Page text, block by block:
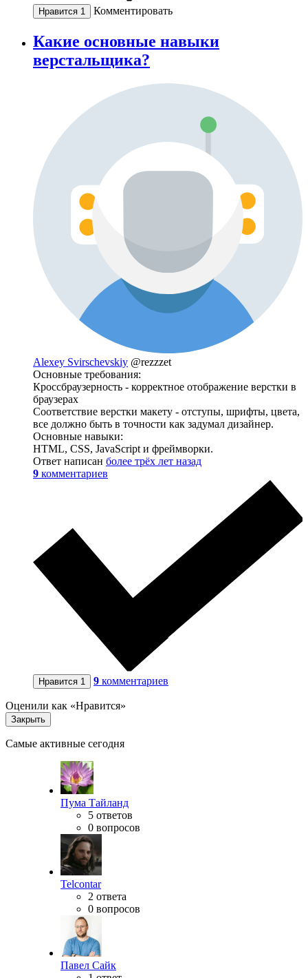
Нравится 1 Комментировать
Какие основные навыки
верстальщика?
Alexey Svirschevskiy @rezzzet
Основные требования:
Кроссбраузерность - корректное отображение верстки в
браузерах
Соответствие верстки макету - отступы, шрифты, цвета,
все должно быть в точности как задумал дизайнер.
Основные навыки:
HTML, CSS, JavaScript и фреймворки.
Ответ написан более трёх лет назад
9 комментариев
Нравится 1 9 комментариев
Оценили как «Нравится»
Закрыть
Самые активные сегодня
Пума Тайланд
5 ответов
0 вопросов
Telcontar
2 ответа
0 вопросов
Павел Сайк